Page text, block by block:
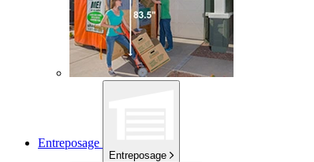
Entreposage
Entreposage